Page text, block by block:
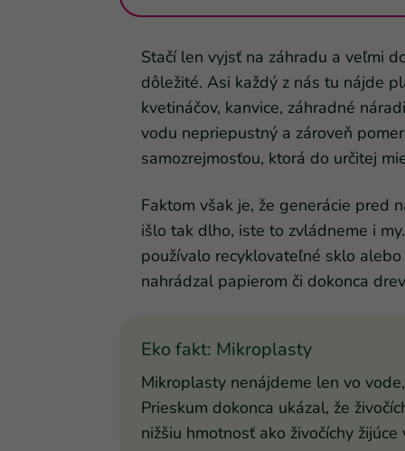
Stačí len vyjsť na záhradu a veľmi
dôležité. Asi každý z nás tu nájde
kvetináčov, kanvice, záhradné
vodu nepriepustný a zároveň
samozrejmosťou, ktorá do určitej
Faktom však je, že generácie pred
išlo tak dlho, iste to zvládneme i
používalo recyklovateľné sklo
nahrádzal papierom či dokonca
Eko fakt: Mikroplasty
Mikroplasty nenájdeme len vo
Prieskum dokonca ukázal, že
nižšiu hmotnosť ako živočíchy